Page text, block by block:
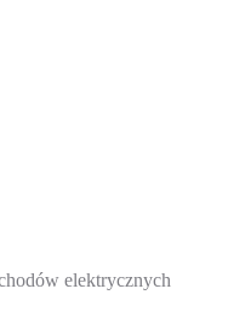
elektrycznych